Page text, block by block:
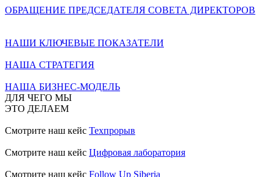
ОБРАЩЕНИЕ ПРЕДСЕДАТЕЛЯ СОВЕТА ДИРЕКТОРОВ
НАШИ КЛЮЧЕВЫЕ ПОКАЗАТЕЛИ
НАША СТРАТЕГИЯ
НАША БИЗНЕС-МОДЕЛЬ
ДЛЯ ЧЕГО МЫ
ЭТО ДЕЛАЕМ
Смотрите наш кейс Техпрорыв
Смотрите наш кейс Цифровая лаборатория
Смотрите наш кейс Follow Up Siberia